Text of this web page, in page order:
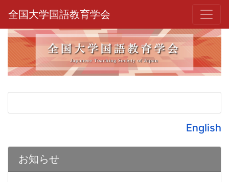
全国大学国語教育学会
English
お知らせ